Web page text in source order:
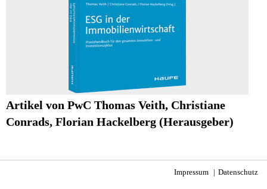
Artikel von PwC Thomas Veith, Christiane
Conrads, Florian Hackelberg (Herausgeber)
Impressum Datenschutz